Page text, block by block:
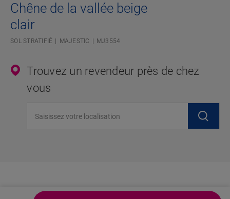
Chêne de la vallée beige
clair
SOL STRATIFIÉ MAJESTIC MJ3554
Trouvez un revendeur près de chez
vous